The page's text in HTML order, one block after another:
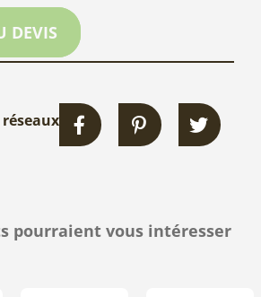
DEVIS
pourraient vous intéresser